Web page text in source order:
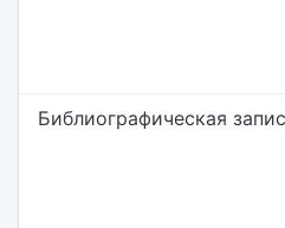
Библиографическая